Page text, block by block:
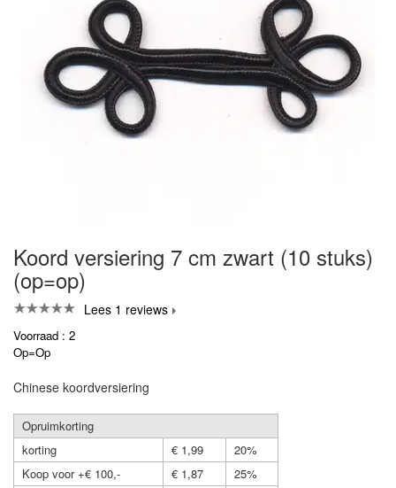
Koord versiering 7 cm zwart (10 stuks)
(op=op)
Lees 1 reviews
Voorraad : 2
Op=Op
Chinese koordversiering
Opruimkorting
korting
€ 1,99
20%
Koop voor +€ 100,-
€ 1,87
25%